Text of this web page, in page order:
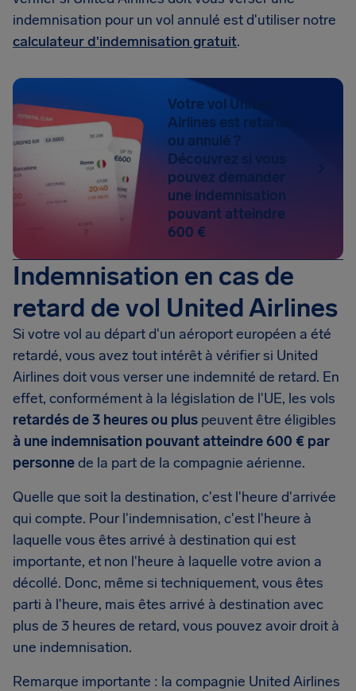
indemnisation pour un vol annulé est d'utiliser notre
calculateur d'indemnisation gratuit.
Votre vol United
Airlines est retardé
ou annulé ?
Découvrez si vous
pouvez demander
une indemnisation
pouvant atteindre
600 €
Indemnisation en cas de
retard de vol United Airlines
Si votre vol au départ d'un aéroport européen a été
retardé, vous avez tout intérêt à vérifier si United
Airlines doit vous verser une indemnité de retard. En
effet, conformément à la législation de l'UE, les vols
retardés de 3 heures ou plus peuvent être éligibles
à une indemnisation pouvant atteindre 600 € par
personnede la part de la compagnie aérienne.
Quelle que soit la destination, c'est l'heure d'arrivée
qui compte. Pour l'indemnisation, c'est l'heure à
laquelle vous êtes arrivé à destination qui est
importante, et non l'heure à laquelle votre avion a
décollé. Donc, même si techniquement, vous êtes
parti à l'heure, mais êtes arrivé à destination avec
plus de 3 heures de retard, vous pouvez avoir droit à
une indemnisation.
Remarque importante : la compagnie United Airlines